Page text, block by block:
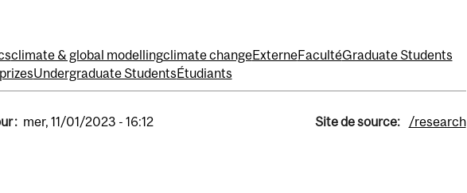
climate & global modellingclimate changeExterneFacultéGraduate Students
prizesUndergraduate StudentsÉtudiants
: mer, 11/01/2023 - 16:12 Site de source: /research